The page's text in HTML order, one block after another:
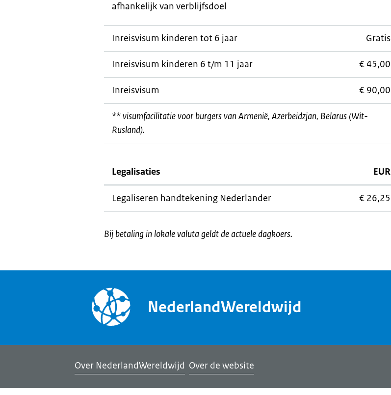
afhankelijk van verblijfsdoel
Inreisvisum kinderen tot 6 jaar Gratis
Inreisvisum kinderen 6 t/m 11 jaar € 45,00
Inreisvisum € 90,00
** visumfacilitatie voor burgers van Armenië, Azerbeidzjan, Belarus (Wit-
Rusland).
Legalisaties EUR
Legaliseren handtekening Nederlander € 26,25
Bij betaling in lokale valuta geldt de actuele dagkoers.
NederlandWereldwijd
Over NederlandWereldwijd Over de website